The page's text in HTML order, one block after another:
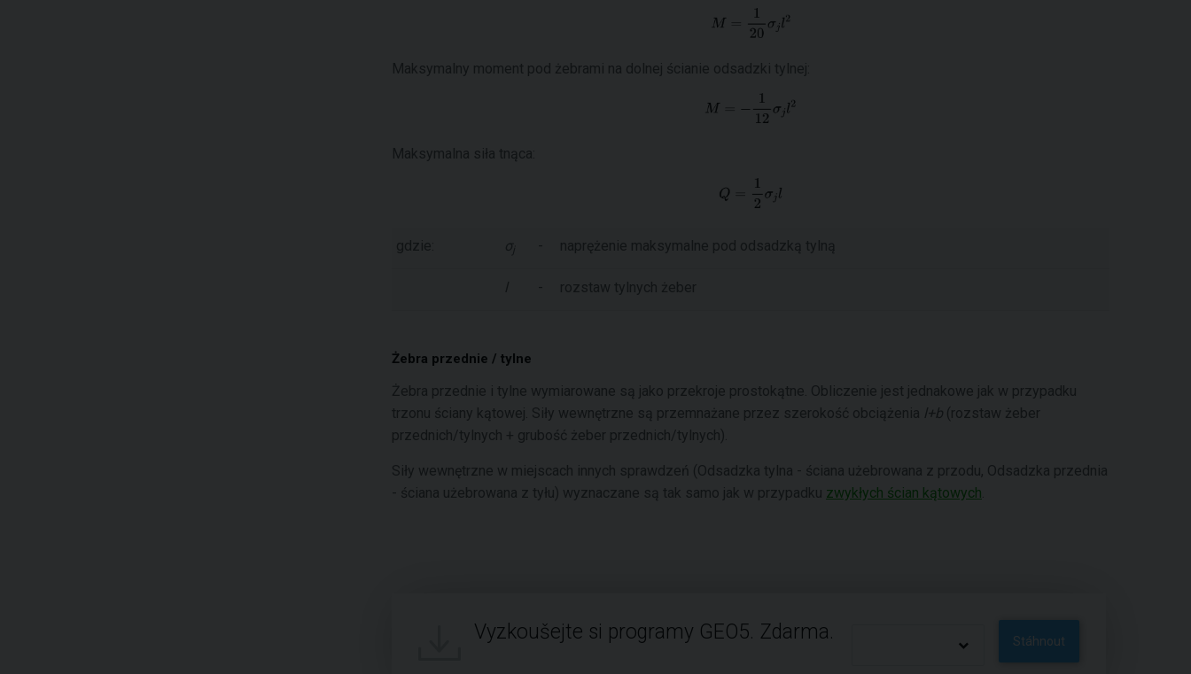
Maksymalny moment pod żebrami na dolnej ścianie odsadzki tylnej:
Maksymalna siła tnąca:
gdzie: σ - naprężenie maksymalne pod odsadzką tylną
l - rozstaw tylnych żeber
Żebra przednie / tylne
Żebra przednie i tylne wymiarowane są jako przekroje prostokątne. Obliczenie jest jednakowe jak w przypadku
trzonu ściany kątowej. Siły wewnętrzne są przemnażane przez szerokość obciążenia l+b (rozstaw żeber
przednich/tylnych + grubość żeber przednich/tylnych).
Siły wewnętrzne w miejscach innych sprawdzeń (Odsadzka tylna - ściana użebrowana z przodu, Odsadzka przednia
- ściana użebrowana z tyłu) wyznaczane są tak samo jak w przypadku zwykłych ścian kątowych
Vyzkoušejte si programy GEO5. Zdarma. Stáhnout